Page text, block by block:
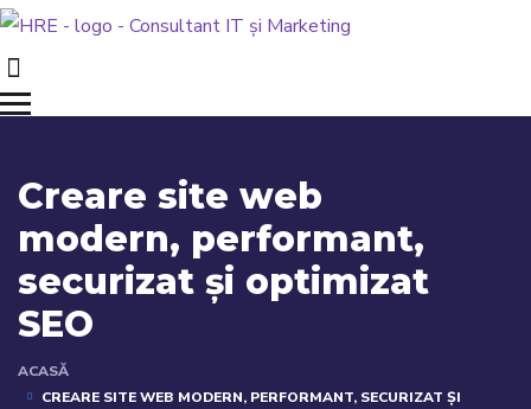
Creare site web
modern, performant,
securizat și optimizat
SEO
ACASĂ
CREARE SITE WEB MODERN, PERFORMANT, SECURIZAT ȘI